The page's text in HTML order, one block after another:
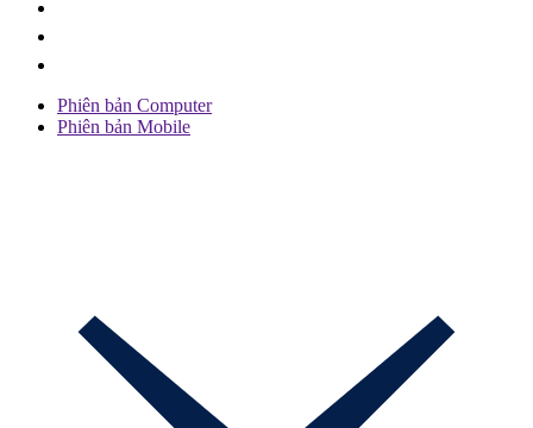
Phiên bản Computer
Phiên bản Mobile